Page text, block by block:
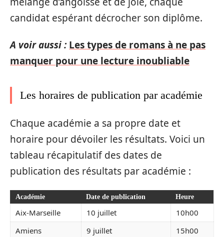
candidat espérant décrocher son diplôme.
A voir aussi : Les types de romans à ne pas
manquer pour une lecture inoubliable
Les horaires de publication par académie
Chaque académie a sa propre date et
horaire pour dévoiler les résultats. Voici un
tableau récapitulatif des dates de
publication des résultats par académie :
Académie Date de publication Heure
Aix-Marseille 10 juillet
10h00
Amiens
9 juillet
15h00